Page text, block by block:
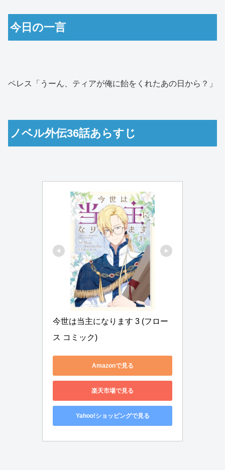
今日の一言
ペレス「うーん、ティアが俺に飴をくれたあの日から？」
ノベル外伝36話あらすじ
今世は当主になります 3 (フロー
ス コミック)
Amazonで見る
楽天市場で見る
Yahoo!ショッピングで見る